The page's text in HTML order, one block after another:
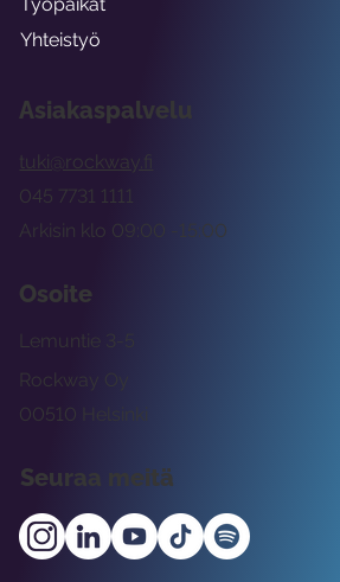
Asiakaspalvelu
tuki@rockway.fi
Arkisin klo 09:00 -15:00
045 7731 1111
Osoite
Rockway Oy
Lemuntie 3-5
00510 Helsinki
Seuraa meitä
Yhteistyö